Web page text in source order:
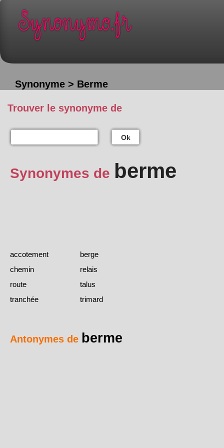
Synonyme > Berme
Trouver le synonyme de
Ok
Synonymes de berme
accotement
berge
chemin
relais
route
talus
tranchée
trimard
Antonymes de berme